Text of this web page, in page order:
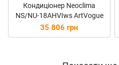
Кондиціонер Neoclima
NS/NU-18AHVIws ArtVogue
35 806 грн